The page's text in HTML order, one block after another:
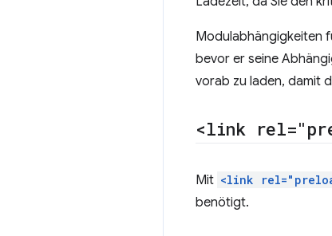
Modulabhängigkeiten
bevor er seine
vorab zu laden, damit
<link
Mit <link
benötigt.